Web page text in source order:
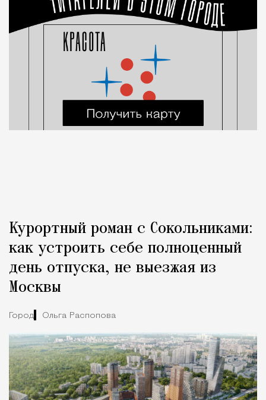
Курортный роман с Сокольниками:
как устроить себе полноценный
день отпуска, не выезжая из
Москвы
Город Ольга Распопова